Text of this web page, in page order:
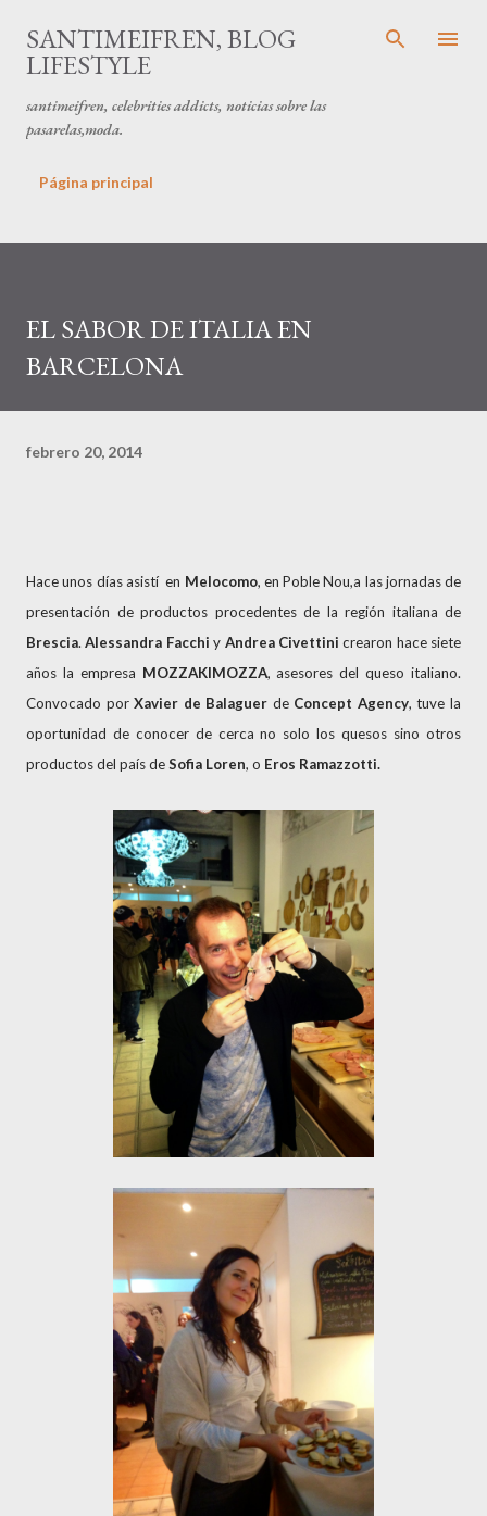
Ir al contenido principal
SANTIMEIFREN, BLOG
LIFESTYLE
santimeifren, celebrities addicts, noticias sobre las
pasarelas,moda.
Página principal
EL SABOR DE ITALIA EN
BARCELONA
febrero 20, 2014
Hace unos días asistí en Melocomo, en Poble Nou,a las jornadas de
presentación de productos procedentes de la región italiana de
Brescia.Alessandra Facchiy Andrea Civettini crearon hace siete
años la empresa MOZZAKIMOZZA, asesores del queso italiano.
Convocado porXavier de Balaguer de Concept Agency, tuve la
oportunidad de conocer de cerca no solo los quesos sino otros
productos del país deSofia Loren, o Eros Ramazzotti.